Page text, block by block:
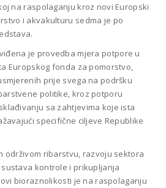
na raspolaganju kroz novi Europski
i akvakulturu sedma je po
je provedba mjera potpore u
Europskog fonda za pomorstvo,
prije svega na podršku
politike, kroz potporu
sa zahtjevima koje ista
specifične ciljeve Republike
održivom ribarstvu, razvoju sektora
kontrole i prikupljanja
bioraznolikosti je na raspolaganju